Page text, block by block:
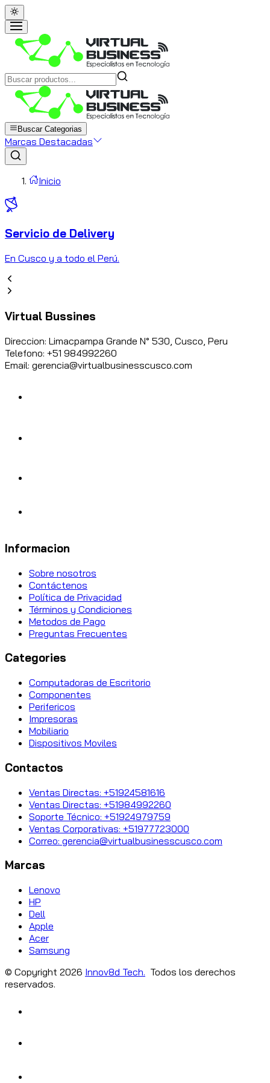
Buscar Categorias
Marcas Destacadas
Inicio
Servicio de Delivery
En Cusco y a todo el Perú.
Virtual Bussines
Direccion: Limacpampa Grande N° 530, Cusco, Peru
Telefono: +51 984992260
Email: gerencia@virtualbusinesscusco.com
Informacion
Sobre nosotros
Contáctenos
Política de Privacidad
Términos y Condiciones
Metodos de Pago
Preguntas Frecuentes
Categories
Computadoras de Escritorio
Componentes
Perifericos
Impresoras
Mobiliario
Dispositivos Moviles
Contactos
Ventas Directas: +51924581616
Ventas Directas: +51984992260
Soporte Técnico: +51924979759
Ventas Corporativas: +51977723000
Correo: gerencia@virtualbusinesscusco.com
Marcas
Lenovo
HP
Dell
Apple
Acer
Samsung
© Copyright 2026 Innov8d Tech. Todos los derechos
reservados.